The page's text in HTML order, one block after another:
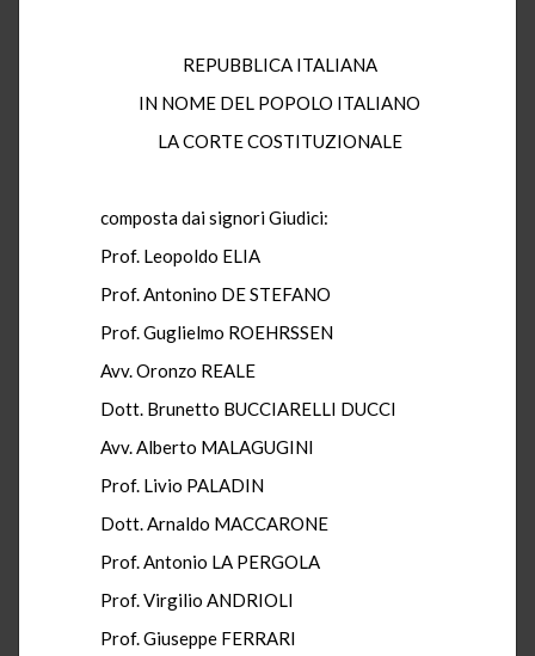
REPUBBLICA ITALIANA
IN NOME DEL POPOLO ITALIANO
LA CORTE COSTITUZIONALE
composta dai signori Giudici:
Prof. Leopoldo ELIA
Prof. Antonino DE STEFANO
Prof. Guglielmo ROEHRSSEN
Avv. Oronzo REALE
Dott. Brunetto BUCCIARELLI DUCCI
Avv. Alberto MALAGUGINI
Prof. Livio PALADIN
Dott. Arnaldo MACCARONE
Prof. Antonio LA PERGOLA
Prof. Virgilio ANDRIOLI
Prof. Giuseppe FERRARI